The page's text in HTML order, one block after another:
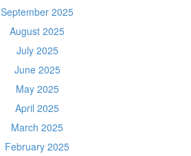
September 2025
August 2025
July 2025
June 2025
May 2025
April 2025
March 2025
February 2025